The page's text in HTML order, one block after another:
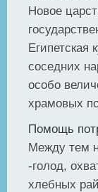
Новое
Египетская
соседних
особо
храмовых
Помощь
Между тем
-голод,
хлебных